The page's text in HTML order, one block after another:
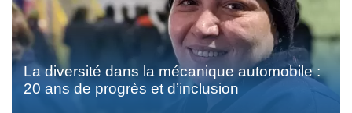
La diversité dans la mécanique automobile :
20 ans de progrès et d’inclusion